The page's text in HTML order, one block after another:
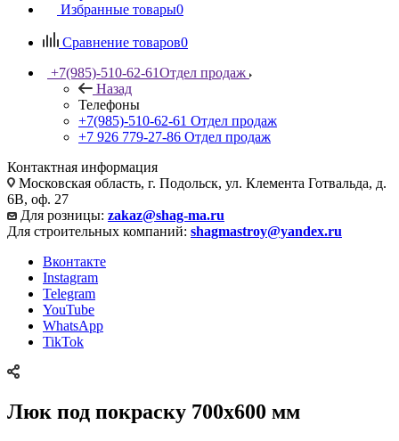
Избранные товары0
Сравнение товаров0
+7(985)-510-62-61Отдел продаж
Назад
Телефоны
+7(985)-510-62-61 Отдел продаж
‪+7 926 779-27-86‬ Отдел продаж
Контактная информация
Московская область, г. Подольск, ул. Клемента Готвальда, д.
6В, оф. 27
Для розницы: zakaz@shag-ma.ru
Для строительных компаний: shagmastroy@yandex.ru
Вконтакте
Instagram
Telegram
YouTube
WhatsApp
TikTok
Люк под покраску 700x600 мм